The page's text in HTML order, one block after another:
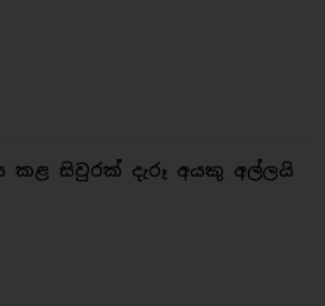
සිවුරක් දැරූ අයකු අල්ලයි